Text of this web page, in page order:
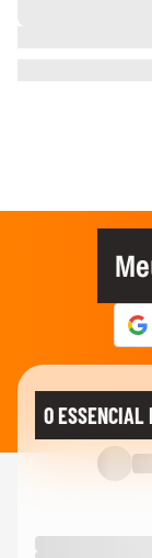
O ESSENCIAL